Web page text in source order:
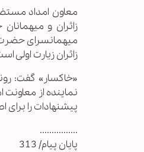
معاون امداد
زائران و
میهمانسرای
زائران زیارت اولی
«خاکسار» گفت:
نماینده از
پیشنهادات را
................
پایان پیام/ 313